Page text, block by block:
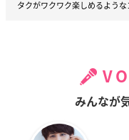
タクがワクワク楽しめるような
みんなが